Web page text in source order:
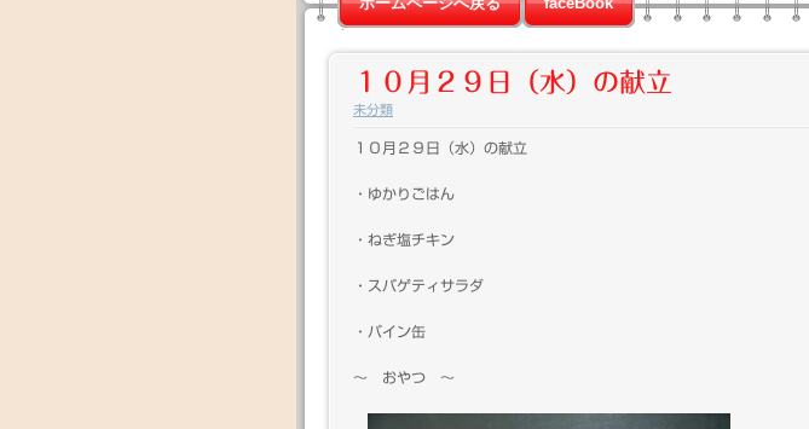
１０月２９日（水）の献立
未分類
１０月２９日（水）の献立
・ゆかりごはん
・ねぎ塩チキン
・スパゲティサラダ
・パイン缶
～ おやつ ～